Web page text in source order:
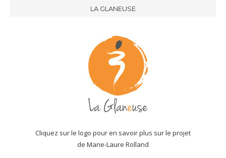
LA GLANEUSE
Cliquez sur le logo pour en savoir plus sur le projet
de Marie-Laure Rolland